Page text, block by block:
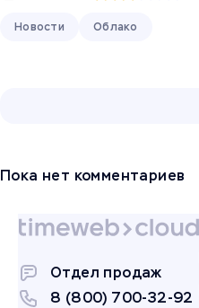
Новости Облако
Пока нет комментариев
Отдел продаж
8 (800) 700-32-92